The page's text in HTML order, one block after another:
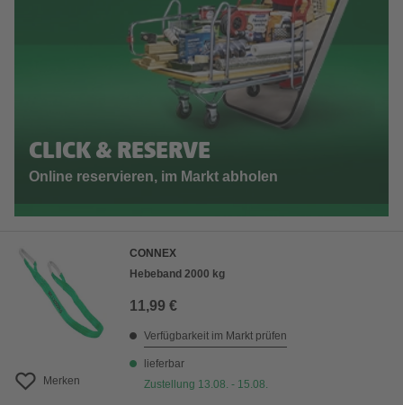
CLICK & RESERVE
Online reservieren, im Markt abholen
Merken
CONNEX
Hebeband 2000 kg
11,99 €
Verfügbarkeit im Markt prüfen
lieferbar
Zustellung 13.08. - 15.08.